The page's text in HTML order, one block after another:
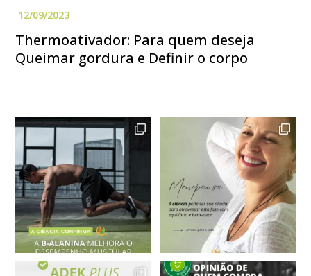
Thermoativador: Para quem deseja
Queimar gordura e Definir o corpo